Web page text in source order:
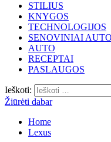
STILIUS
KNYGOS
TECHNOLOGIJOS
SENOVINIAI
AUTO
RECEPTAI
PASLAUGOS
Ieškoti:
Žiūrėti dabar
Home
Lexus